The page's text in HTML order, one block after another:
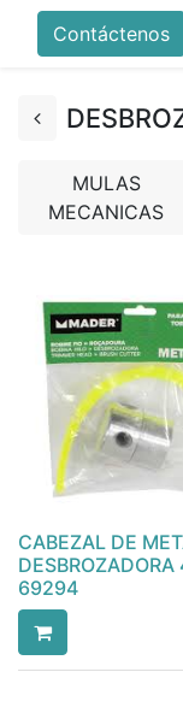
Contáctenos
MULAS
MECANICAS
CABEZAL DE
DESBROZADORA
69294